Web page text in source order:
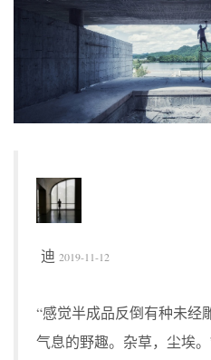
迪 2019-11-12
“感觉半成品反倒有种未经
气息的野趣。杂草，尘埃